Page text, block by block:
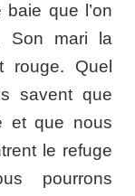
que l’on
Son mari la
rouge. Quel
savent que
et que nous
le refuge
pourrons